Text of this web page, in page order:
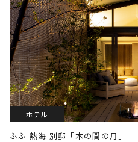
ホテル
ふふ 熱海 別邸「木の間の月」